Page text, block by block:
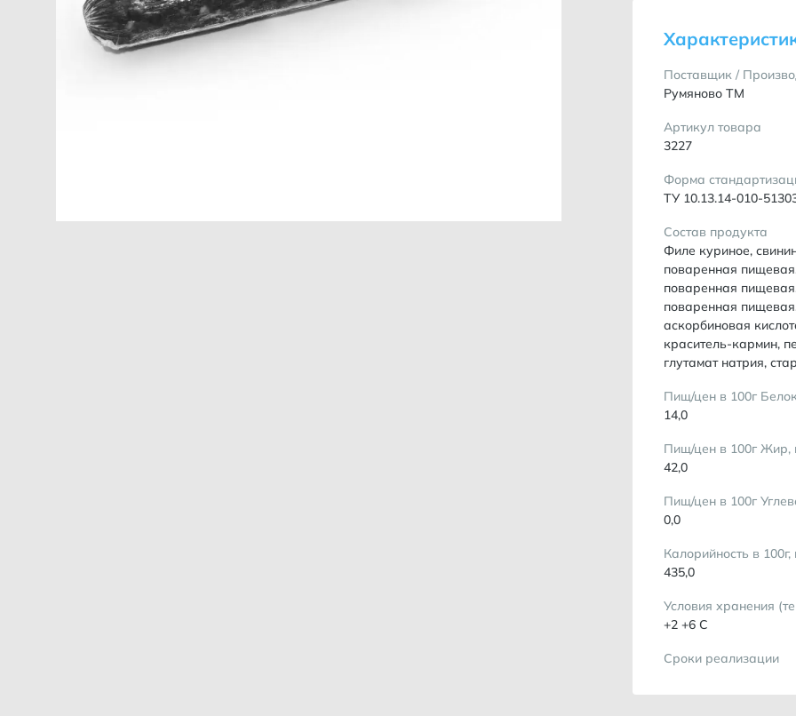
Поставщик /
Румяново ТМ
Артикул товара
3227
Форма
ТУ 10.13.14-010-
Состав продукта
Филе куриное,
поваренная
поваренная
поваренная
аскорбиновая
краситель-кармин,
глутамат натрия,
Пищ/цен в 100г
14,0
Пищ/цен в 100г Жир,
42,0
Пищ/цен в 100г
0,0
Калорийность в 100г,
435,0
Условия хранения
+2 +6 С
Сроки реализации